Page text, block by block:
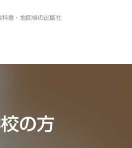
科書・地図帳の出版社
の方